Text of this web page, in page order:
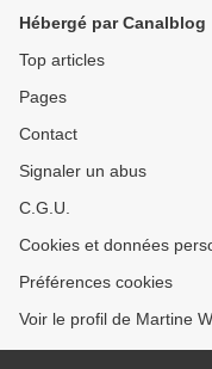
Hébergé par Canalblog
Top articles
Pages
Contact
Signaler un abus
C.G.U.
Cookies et données
Préférences cookies
Voir le profil de Martine